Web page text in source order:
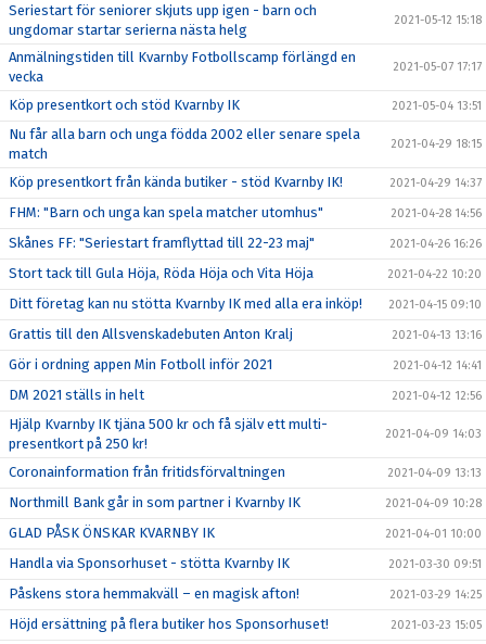
Seriestart för seniorer skjuts upp igen - barn och
ungdomar startar serierna nästa helg
2021-05-12 15:18
Anmälningstiden till Kvarnby Fotbollscamp förlängd en
vecka
2021-05-07 17:17
Köp presentkort och stöd Kvarnby IK 2021-05-04 13:51
Nu får alla barn och unga födda 2002 eller senare spela
match
2021-04-29 18:15
Köp presentkort från kända butiker - stöd Kvarnby IK! 2021-04-29 14:37
FHM: "Barn och unga kan spela matcher utomhus" 2021-04-28 14:56
Skånes FF: "Seriestart framflyttad till 22-23 maj" 2021-04-26 16:26
Stort tack till Gula Höja, Röda Höja och Vita Höja 2021-04-22 10:20
Ditt företag kan nu stötta Kvarnby IK med alla era inköp! 2021-04-15 09:10
Grattis till den Allsvenskadebuten Anton Kralj 2021-04-13 13:16
Gör i ordning appen Min Fotboll inför 2021 2021-04-12 14:41
DM 2021 ställs in helt 2021-04-12 12:56
Hjälp Kvarnby IK tjäna 500 kr och få själv ett multi-
presentkort på 250 kr!
2021-04-09 14:03
Coronainformation från fritidsförvaltningen 2021-04-09 13:13
Northmill Bank går in som partner i Kvarnby IK 2021-04-09 10:28
GLAD PÅSK ÖNSKAR KVARNBY IK 2021-04-01 10:00
Handla via Sponsorhuset - stötta Kvarnby IK 2021-03-30 09:51
Påskens stora hemmakväll – en magisk afton! 2021-03-29 14:25
Höjd ersättning på flera butiker hos Sponsorhuset! 2021-03-23 15:05